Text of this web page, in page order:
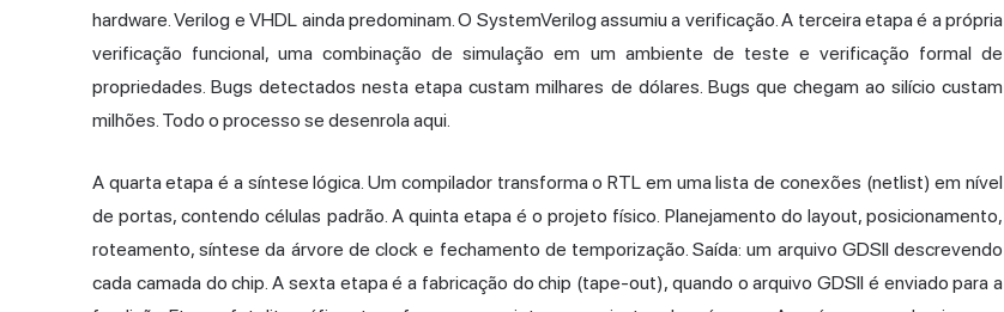
hardware. Verilog e VHDL ainda predominam. O SystemVerilog assumiu a verificação. A terceira etapa é a própria
verificação funcional, uma combinação de simulação em um ambiente de teste e verificação formal de
propriedades. Bugs detectados nesta etapa custam milhares de dólares. Bugs que chegam ao silício custam
milhões. Todo o processo se desenrola aqui.
A quarta etapa é a síntese lógica. Um compilador transforma o RTL em uma lista de conexões (netlist) em nível
de portas, contendo células padrão. A quinta etapa é o projeto físico. Planejamento do layout, posicionamento,
roteamento, síntese da árvore de clock e fechamento de temporização. Saída: um arquivo GDSII descrevendo
cada camada do chip. A sexta etapa é a fabricação do chip (tape-out), quando o arquivo GDSII é enviado para a